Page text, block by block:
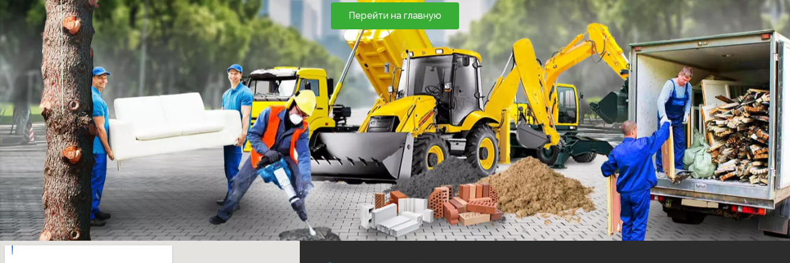
Перейти на главную
(068) 861-18-86
(093) 017-74-07
Мы в месенджерах
Введите свои данные
и мы Вам перезвоним